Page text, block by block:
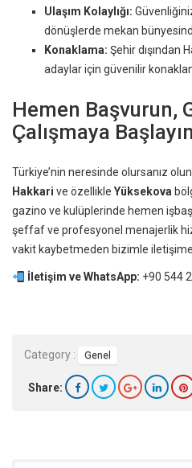
Ulaşım Kolaylığı:
dönüşlerde mekan
Konaklama: Şehir dışından
adaylar için güvenilir
Hemen Başvurun,
Çalışmaya
Türkiye’nin neresinde olursanız
Hakkari ve özellikle Yüksekova
gazino ve kulüplerinde hemen
şeffaf ve profesyonel menajerlik
vakit kaybetmeden bizimle iletişime
İletişim ve WhatsApp: +90 544
Category : Genel
Share: